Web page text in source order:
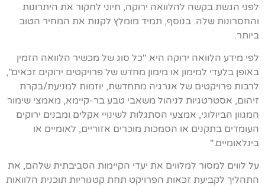
לפני הגשת בקשה להלוואה ירוקה, חיוני לחקור את היתרונות
והחסרונות שלה. בנוסף, תמיד מומלץ לקנות את המחיר הטוב
ביותר.
לפי מידע הלוואה ירוקה היא "כל סוג של מכשיר הלוואה הזמין
באופן בלעדי למימון או מימון מחדש של פרויקטים ירוקים זכאים",
לרבות פרויקטים של אנרגיה מתחדשת, יוזמות למניעת/בקרת
זיהום, אסטרטגיות לניהול משאבי טבע בר-קיימא, מאמצי שימור
המגוון הביולוגי, אמצעי הסתגלות לשינויי אקלים ומבנים ירוקים
העומדים בתקנים או הסמכות מוכרים אזוריים, לאומיים או
בינלאומיים."
על לווים למסור למלווים את יעדי הקיימות הסביבתית שלהם, את
התהליך לקביעת זכאות הפרויקט תחת קטגוריות תוכנית הלוואות